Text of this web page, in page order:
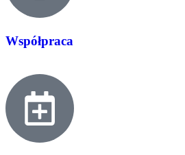
Współpraca